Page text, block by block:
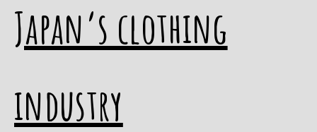
Japan’s clothing
industry